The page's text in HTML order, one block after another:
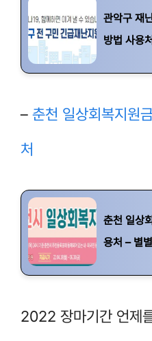
관악구 재
방법 사용
– 춘천 일상회복지원
처
춘천 일상
용처 – 별
2022 장마기간 언제